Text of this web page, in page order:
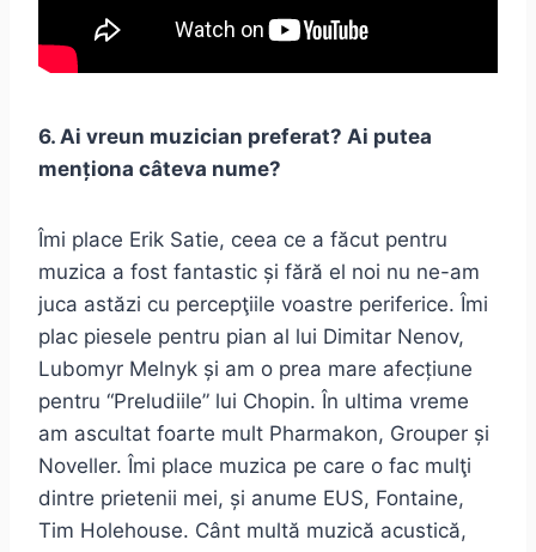
6. Ai vreun muzician preferat? Ai putea
menționa câteva nume?
Îmi place Erik Satie, ceea ce a făcut pentru
muzica a fost fantastic și fără el noi nu ne-am
juca astăzi cu percepţiile voastre periferice. Îmi
plac piesele pentru pian al lui Dimitar Nenov,
Lubomyr Melnyk și am o prea mare afecțiune
pentru “Preludiile” lui Chopin. În ultima vreme
am ascultat foarte mult Pharmakon, Grouper și
Noveller. Îmi place muzica pe care o fac mulţi
dintre prietenii mei, și anume EUS, Fontaine,
Tim Holehouse. Cânt multă muzică acustică,